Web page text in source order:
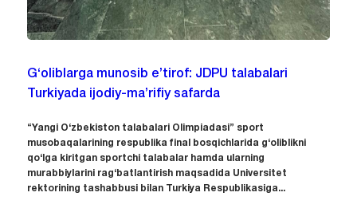
G‘oliblarga munosib e’tirof: JDPU talabalari
Turkiyada ijodiy-ma’rifiy safarda
“Yangi O‘zbekiston talabalari Olimpiadasi” sport
musobaqalarining respublika final bosqichlarida g‘oliblikni
qo‘lga kiritgan sportchi talabalar hamda ularning
murabbiylarini rag‘batlantirish maqsadida Universitet
rektorining tashabbusi bilan Turkiya Respublikasiga...